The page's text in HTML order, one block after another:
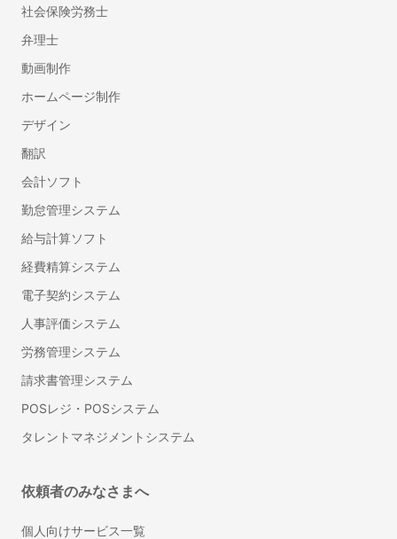
相続人調査・戸籍収集代行の行政書士
相続財産の調査代行の行政書士
遺産分割協議書作成代行の行政書士
自動車登録に強い行政書士
ドローン飛行許可申請代行の行政書士
デザイン
チラシデザイン・フライヤー作成
ロゴ作成
看板・のぼり作成
翻訳
英語・英文の翻訳
リフォーム
インテリアコーディネーター
フローリング・床の張り替え
タイル工事
部屋の間仕切り・壁設置リフォーム
壁紙・クロスの張り替えリフォーム
トイレリフォーム・トイレ（便器）交換
洗面台（洗面所）のリフォーム・交換
社会保険労務士
弁理士
動画制作
ホームページ制作
デザイン
翻訳
会計ソフト
勤怠管理システム
給与計算ソフト
経費精算システム
電子契約システム
人事評価システム
労務管理システム
請求書管理システム
POSレジ・POSシステム
タレントマネジメントシステム
依頼者のみなさまへ
個人向けサービス一覧